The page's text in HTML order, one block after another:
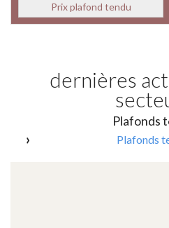
Prix plafond tendu
dernières
Plafonds
Plafonds